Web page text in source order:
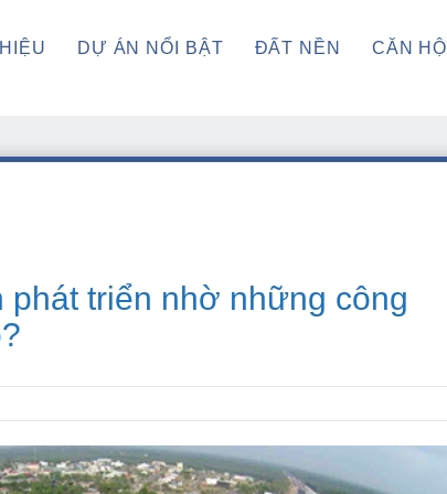
DỰ ÁN NỔI BẬT ĐẤT NỀN CĂN HỘ
phát triển nhờ những công